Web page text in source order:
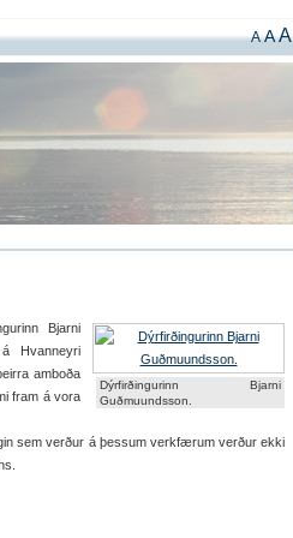
A AA
Dýrfirðingurinn Bjarni
Guðmuundsson.
Bjarni
á Hvanneyri
amboða
fram á vora
sem verður á þessum verkfærum verður ekki